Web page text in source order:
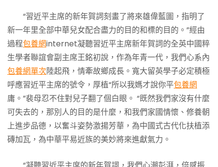
“習近平主席的新年賀詞刻畫了將來雄偉藍圖，指明了
新一年里全部中華兒女配合盡力的目的和標的目的。”經由
過程包養網internet凝聽習近平主席新年賀詞的全英中國粹
生學者聯誼會副主席王銘初說，作為年青一代，我們心系內
包養網單次陸起飛，情牽故鄉成長。寬大留英學子必定積極
呼應習近平主席的號令，厚植“所以我媽才說你平包養網
庸。”裴母忍不住對兒子翻了個白眼。 “既然我們家沒有什麼
可失去的，那別人的目的是什麼，和我們家國情懷、修養朝
上進步品德，以奮斗姿勢激揚芳華，為中國式古代化扶植添
磚加瓦，為中華平易近族的美妙將來進獻氣力。